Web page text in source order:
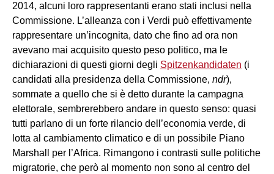
2014, alcuni loro rappresentanti erano stati inclusi nella
Commissione. L’alleanza con i Verdi può effettivamente
rappresentare un’incognita, dato che fino ad ora non
avevano mai acquisito questo peso politico, ma le
dichiarazioni di questi giorni degli Spitzenkandidaten (i
candidati alla presidenza della Commissione, ndr),
sommate a quello che si è detto durante la campagna
elettorale, sembrerebbero andare in questo senso: quasi
tutti parlano di un forte rilancio dell’economia verde, di
lotta al cambiamento climatico e di un possibile Piano
Marshall per l’Africa. Rimangono i contrasti sulle politiche
migratorie, che però al momento non sono al centro del